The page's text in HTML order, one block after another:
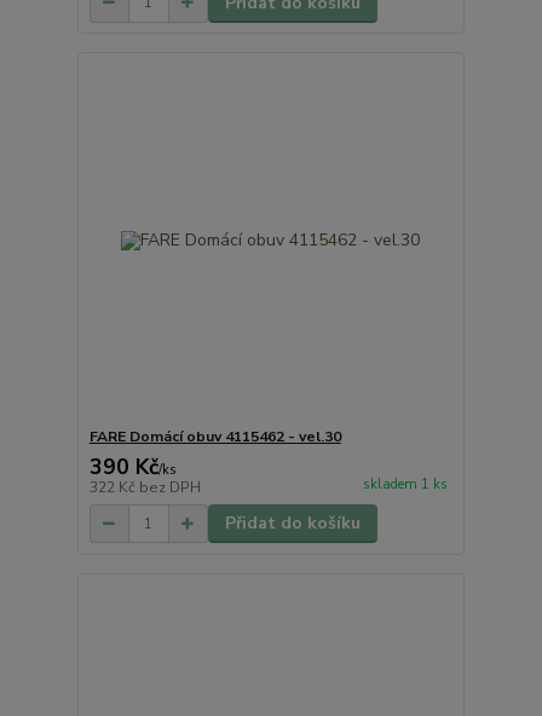
FARE Domácí obuv 4115462 - vel.30
390 Kč/ks
322 Kč bez DPH skladem 1 ks
Přidat do košíku